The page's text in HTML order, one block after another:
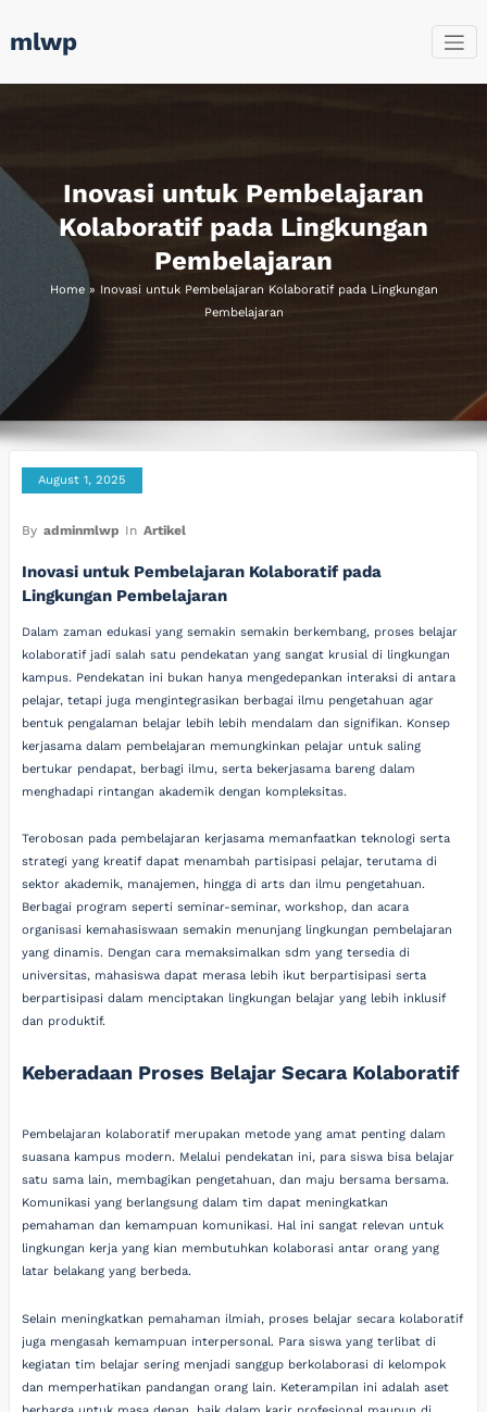
tomlwp
Inovasi untuk Pembelajaran
Kolaboratif pada Lingkungan
Pembelajaran
Home» Inovasi untuk Pembelajaran Kolaboratif pada Lingkungan
Pembelajaran
August 1, 2025
By adminmlwp In Artikel
Inovasi untuk Pembelajaran Kolaboratif pada
Lingkungan Pembelajaran
Dalam zaman edukasi yang semakin semakin berkembang, proses belajar
kolaboratif jadi salah satu pendekatan yang sangat krusial di lingkungan
kampus. Pendekatan ini bukan hanya mengedepankan interaksi di antara
pelajar, tetapi juga mengintegrasikan berbagai ilmu pengetahuan agar
bentuk pengalaman belajar lebih lebih mendalam dan signifikan. Konsep
kerjasama dalam pembelajaran memungkinkan pelajar untuk saling
bertukar pendapat, berbagi ilmu, serta bekerjasama bareng dalam
menghadapi rintangan akademik dengan kompleksitas.
Terobosan pada pembelajaran kerjasama memanfaatkan teknologi serta
strategi yang kreatif dapat menambah partisipasi pelajar, terutama di
sektor akademik, manajemen, hingga di arts dan ilmu pengetahuan.
Berbagai program seperti seminar-seminar, workshop, dan acara
organisasi kemahasiswaan semakin menunjang lingkungan pembelajaran
yang dinamis. Dengan cara memaksimalkan sdm yang tersedia di
universitas, mahasiswa dapat merasa lebih ikut berpartisipasi serta
berpartisipasi dalam menciptakan lingkungan belajar yang lebih inklusif
dan produktif.
Keberadaan Proses Belajar Secara Kolaboratif
Pembelajaran kolaboratif merupakan metode yang amat penting dalam
suasana kampus modern. Melalui pendekatan ini, para siswa bisa belajar
satu sama lain, membagikan pengetahuan, dan maju bersama bersama.
Komunikasi yang berlangsung dalam tim dapat meningkatkan
pemahaman dan kemampuan komunikasi. Hal ini sangat relevan untuk
lingkungan kerja yang kian membutuhkan kolaborasi antar orang yang
latar belakang yang berbeda.
Selain meningkatkan pemahaman ilmiah, proses belajar secara kolaboratif
juga mengasah kemampuan interpersonal. Para siswa yang terlibat di
kegiatan tim belajar sering menjadi sanggup berkolaborasi di kelompok
dan memperhatikan pandangan orang lain. Keterampilan ini adalah aset